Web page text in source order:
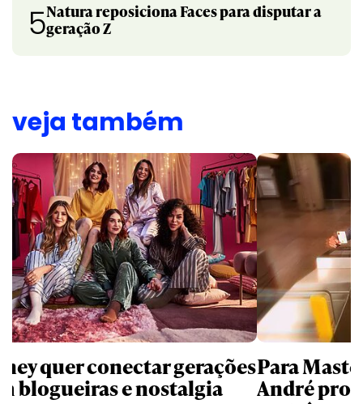
5Natura reposiciona Faces para disputar a
geração Z
veja também
quer conectar gerações
blogueiras e nostalgia
Para
André